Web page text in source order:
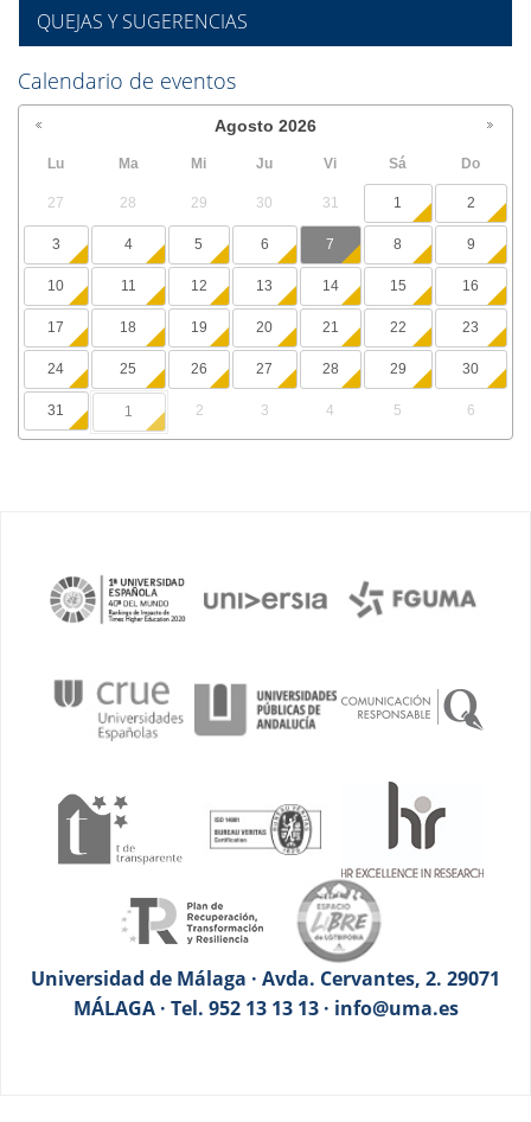
QUEJAS Y SUGERENCIAS
Calendario de eventos
Agosto 2026
Lu Ma Mi Ju Vi Sá Do
27 28 29 30 31 1 2
3 4 5 6 7 8 9
10 11 12 13 14 15 16
17 18 19 20 21 22 23
24 25 26 27 28 29 30
31 1 2 3 4 5 6
Universidad de Málaga · Avda. Cervantes, 2. 29071
MÁLAGA · Tel. 952 13 13 13 · info@uma.es